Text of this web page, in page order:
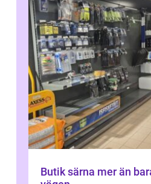
Butik särna mer än bara en mack vid